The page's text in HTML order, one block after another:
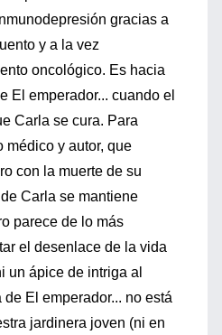
gracias a
y a la vez
oncológico. Es hacia
El emperador... cuando el
Carla se cura. Para
médico y autor, que
con la muerte de su
Carla se mantiene
parece de lo más
el desenlace de la vida
un ápice de intriga al
de El emperador... no está
jardinera joven (ni en